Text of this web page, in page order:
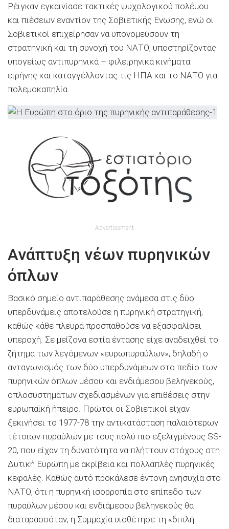
Ρέιγκαν εγκαινίασε τακτικές ψυχολογικού πολέμου
και πιέσεων εναντίον της Σοβιετικής Ενωσης, ενώ οι
Σοβιετικοί επιχείρησαν να υπονομεύσουν τη
στρατηγική και τη συνοχή του ΝΑΤΟ, υποστηρίζοντας
υπογείως αντιπυρηνικά – φιλειρηνικά κινήματα
ειρήνης και καταγγέλλοντας τις ΗΠΑ και το ΝΑΤΟ για
πολεμοκαπηλία.
Advertisement
Ανάπτυξη νέων πυρηνικών
όπλων
Βασικό σημείο αντιπαράθεσης ανάμεσα στις δύο
υπερδυνάμεις αποτελούσε η πυρηνική στρατηγική,
καθώς κάθε πλευρά προσπαθούσε να εξασφαλίσει
υπεροχή. Σε μείζονα εστία έντασης είχε αναδειχθεί το
ζήτημα των λεγόμενων «ευρωπυραύλων», δηλαδή ο
ανταγωνισμός των δύο υπερδυνάμεων στο πεδίο των
πυρηνικών όπλων μέσου και ενδιάμεσου βεληνεκούς,
οπλοσυστημάτων σχεδιασμένων για επιθέσεις στην
ευρωπαϊκή ήπειρο. Πρώτοι οι Σοβιετικοί είχαν
ξεκινήσει το 1977-78 την αντικατάσταση παλαιότερων
τέτοιων πυραύλων με τους πολύ πιο εξελιγμένους SS-
20, που είχαν τη δυνατότητα να πλήττουν στόχους στη
Δυτική Ευρώπη με ακρίβεια και πολλαπλές πυρηνικές
κεφαλές. Καθώς αυτό προκάλεσε έντονη ανησυχία στο
ΝΑΤΟ, ότι η πυρηνική ισορροπία στο επίπεδο των
πυραύλων μέσου και ενδιάμεσου βεληνεκούς θα
διαταρασσόταν, η Συμμαχία υιοθέτησε τη «διπλή